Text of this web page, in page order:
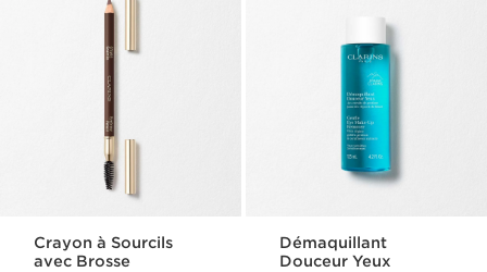
Crayon à Sourcils
avec Brosse​
Démaquillant
Douceur Yeux